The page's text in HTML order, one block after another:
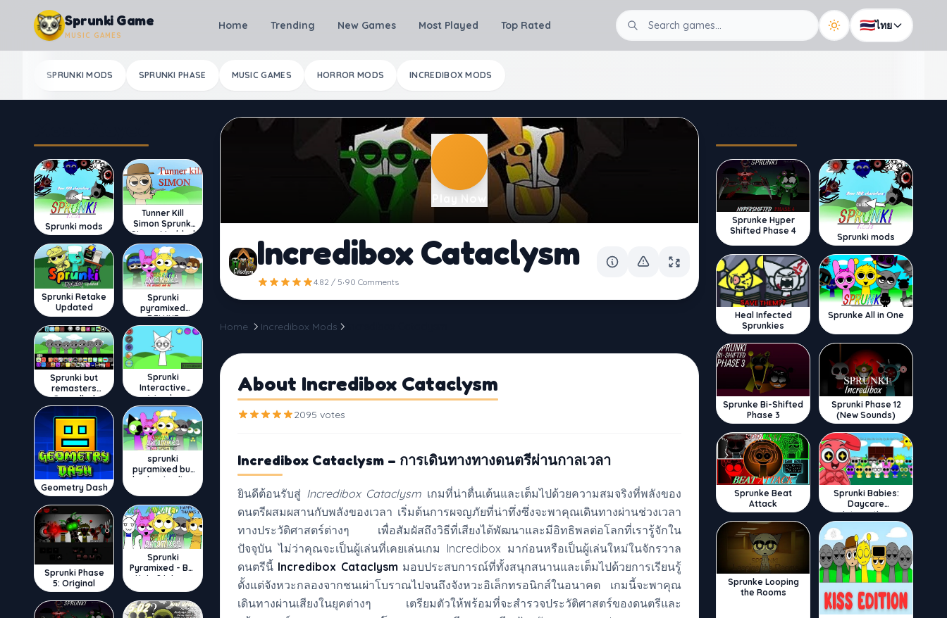
Skip to content
Sprunki Game
MUSIC GAMES
Home Trending New Games Most Played Top Rated 🇹🇭ไทย
SPRUNKI MODS SPRUNKI PHASE MUSIC GAMES HORROR MODS INCREDIBOX MODS
Sprunki mods
Tunner Kill
Simon Sprunki
Sinner Modded
Sprunki Retake
Updated
Sprunki
pyramixed
DELUXE
Sprunki but
remasters
Cancelled
Sprunki
Interactive
Wenda
Geometry Dash
sprunki
pyramixed but
broker is alive
Sprunki Phase
5: Original
Sprunki
Pyramixed - But
Upin & Ipin oc
Play Now
Incredibox Cataclysm
4.82 / 5·90 Comments
Home Incredibox Mods
About Incredibox Cataclysm
2095 votes
Incredibox Cataclysm – การเดินทางทางดนตรีผ่านกาลเวลา
ยินดีต้อนรับสู่ Incredibox Cataclysm เกมที่น่าตื่นเต้นและเต็มไปด้วยความสมจริงที่พลังของ
ดนตรีผสมผสานกับพลังของเวลา เริ่มต้นการผจญภัยที่น่าทึ่งซึ่งจะพาคุณเดินทางผ่านช่วงเวลา
ทางประวัติศาสตร์ต่างๆ เพื่อสัมผัสถึงวิธีที่เสียงได้พัฒนาและมีอิทธิพลต่อโลกที่เรารู้จักใน
ปัจจุบัน ไม่ว่าคุณจะเป็นผู้เล่นที่เคยเล่นเกม Incredibox มาก่อนหรือเป็นผู้เล่นใหม่ในจักรวาล
ดนตรีนี้ Incredibox Cataclysm มอบประสบการณ์ที่ทั้งสนุกสนานและเต็มไปด้วยการเรียนรู้
ตั้งแต่จังหวะกลองจากชนเผ่าโบราณไปจนถึงจังหวะอิเล็กทรอนิกส์ในอนาคต เกมนี้จะพาคุณ
เดินทางผ่านเสียงในยุคต่างๆ เตรียมตัวให้พร้อมที่จะสำรวจประวัติศาสตร์ของดนตรีและ
Sprunke Hyper
Shifted Phase 4
Sprunki mods
Heal Infected
Sprunkies
Sprunke All in One
Sprunke Bi-Shifted
Phase 3
Sprunki Phase 12
(New Sounds)
Sprunke Beat
Attack
Sprunki Babies:
Daycare
Interactive
Sprunke Looping
the Rooms